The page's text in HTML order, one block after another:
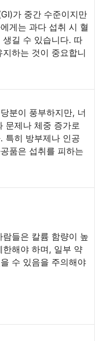
가 중간 수준이지만
게는 과다 섭취 시 혈
생길 수 있습니다. 따
하는 것이 중요합니
분이 풍부하지만, 너
문제나 체중 증가로
특히 방부제나 인공
품은 섭취를 피하는
들은 칼륨 함량이 높
해야 하며, 일부 약
수 있음을 주의해야